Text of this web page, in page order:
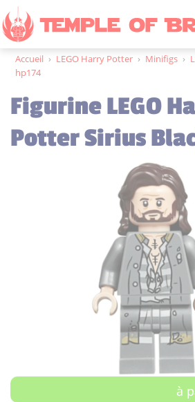
Accueil › LEGO Harry Potter › Minifigs ›
hp174
Figurine LEGO
Potter Sirius
à